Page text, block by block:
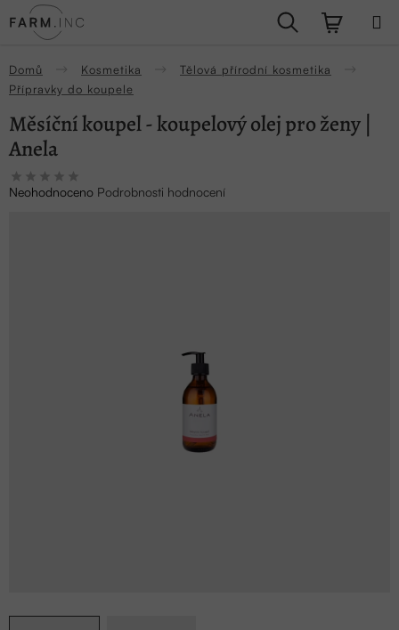
na
Hledat
Domů Kosmetika
Tělová přírodní kosmetika
Přípravky do koupele
Měsíční koupel - koupelový olej pro ženy |
Anela
Průměrné
hodnocení
Neohodnoceno Podrobnosti hodnocení